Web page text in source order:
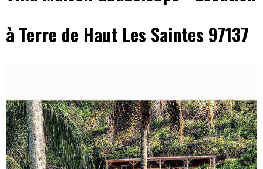
à Terre de Haut Les Saintes 97137